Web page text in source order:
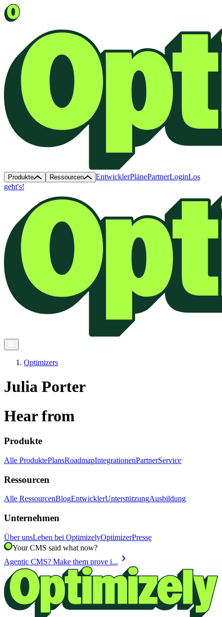
Produkte Ressourcen EntwicklerPlänePartnerLoginLos
geht's!
Optimizers
Julia Porter
Hear from
Produkte
Alle ProduktePlansRoadmapIntegrationenPartnerService
Ressourcen
Alle RessourcenBlogEntwicklerUnterstützungAusbildung
Unternehmen
Über unsLeben bei OptimizelyOptimizerPresse
Your CMS said what now?
Agentic CMS? Make them prove i... chevron_right